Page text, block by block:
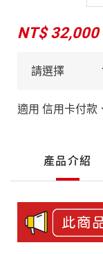
NT$ 32,000
適用 信用卡付款
詳
紹
產品介紹
產
品
介
紹